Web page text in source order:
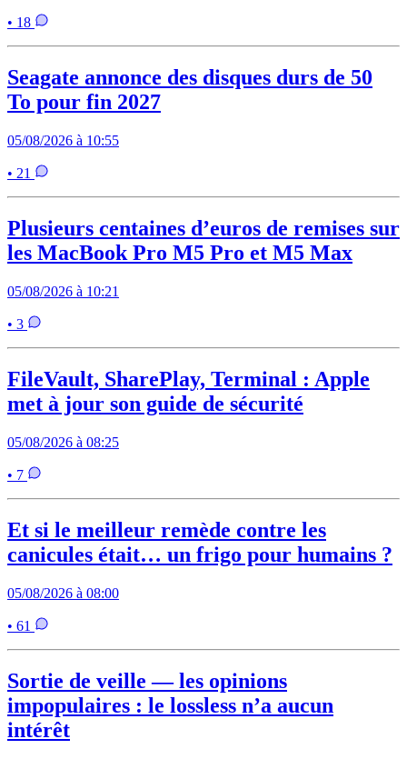
• 18
Seagate annonce des disques durs de 50
To pour fin 2027
05/08/2026 à 10:55
• 21
Plusieurs centaines d’euros de remises sur
les MacBook Pro M5 Pro et M5 Max
05/08/2026 à 10:21
• 3
FileVault, SharePlay, Terminal : Apple
met à jour son guide de sécurité
05/08/2026 à 08:25
• 7
Et si le meilleur remède contre les
canicules était… un frigo pour humains ?
05/08/2026 à 08:00
• 61
Sortie de veille — les opinions
impopulaires : le lossless n’a aucun
intérêt